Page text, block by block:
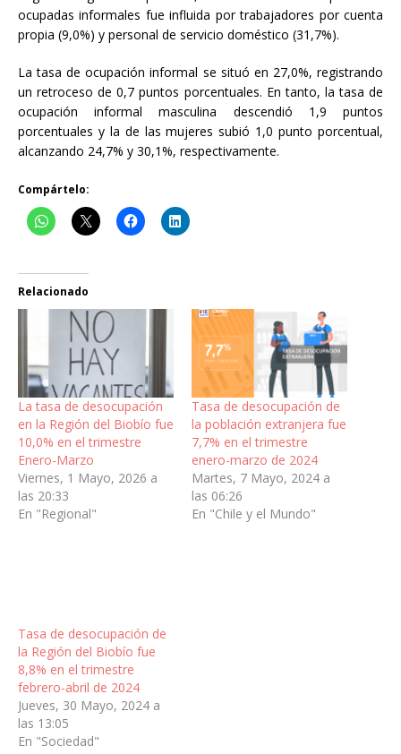
ocupadas informales fue influida por trabajadores por cuenta
propia (9,0%) y personal de servicio doméstico (31,7%).
La tasa de ocupación informal se situó en 27,0%, registrando
un retroceso de 0,7 puntos porcentuales. En tanto, la tasa de
ocupación informal masculina descendió 1,9 puntos
porcentuales y la de las mujeres subió 1,0 punto porcentual,
alcanzando 24,7% y 30,1%, respectivamente.
Compártelo:
Relacionado
La tasa de desocupación
en la Región del Biobío fue
10,0% en el trimestre
Enero-Marzo
Viernes, 1 Mayo, 2026 a
las 20:33
En "Regional"
Tasa de desocupación de
la población extranjera fue
7,7% en el trimestre
enero-marzo de 2024
Martes, 7 Mayo, 2024 a
las 06:26
En "Chile y el Mundo"
Tasa de desocupación de
la Región del Biobío fue
8,8% en el trimestre
febrero-abril de 2024
Jueves, 30 Mayo, 2024 a
las 13:05
En "Sociedad"